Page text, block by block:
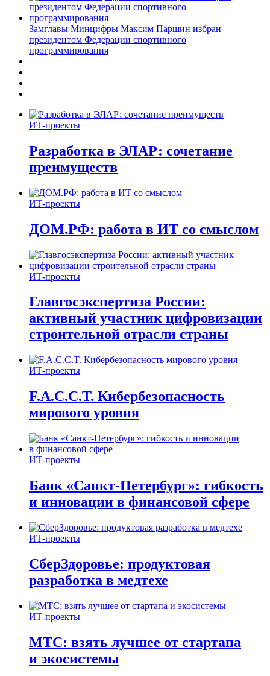
Замглавы Минцифры Максим Паршин избран
президентом Федерации спортивного
программирования
ИТ-проекты
Разработка в ЭЛАР: сочетание
преимуществ
ИТ-проекты
ДОМ.РФ: работа в ИТ со смыслом
ИТ-проекты
Главгосэкспертиза России:
активный участник цифровизации
строительной отрасли страны
ИТ-проекты
F.A.C.C.T. Кибербезопасность
мирового уровня
ИТ-проекты
Банк «Санкт-Петербург»: гибкость
и инновации в финансовой сфере
ИТ-проекты
СберЗдоровье: продуктовая
разработка в медтехе
ИТ-проекты
МТС: взять лучшее от стартапа
и экосистемы